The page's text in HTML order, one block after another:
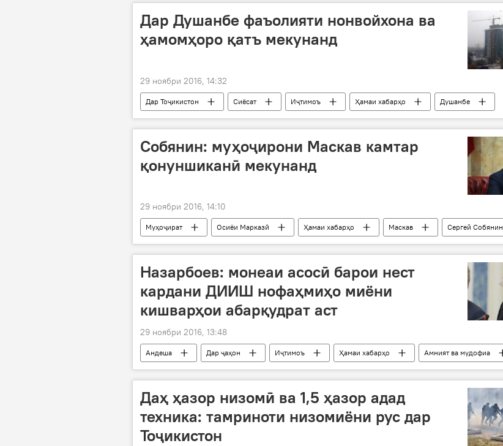
Дар Душанбе фаъолияти нонвойхона ва
ҳамомҳоро қатъ мекунанд
29 ноябри 2016, 14:32
Дар Тоҷикистон Сиёсат Иҷтимоъ Ҳамаи хабарҳо
Душанбе
Маҳмадсаид Убайдуллоев
сармо
Собянин: муҳоҷирони Маскав камтар
қонуншиканӣ мекунанд
29 ноябри 2016, 14:10
Муҳоҷират Осиёи Марказӣ Ҳамаи хабарҳо Маскав
Сергей Собянин
қонуншиканӣ
бозори меҳнат Дар Русия
Назарбоев: монеаи асосӣ барои нест
кардани ДИИШ нофаҳмиҳо миёни
кишварҳои абарқудрат аст
29 ноябри 2016, 13:48
Андеша Дар ҷаҳон Иҷтимоъ Ҳамаи хабарҳо
Амният ва мудофиа
Қазоқистон
Нурсултон Назарбоев Иттиҳоди Аврупо
Давлати Исломӣ
Даҳ ҳазор низомӣ ва 1,5 ҳазор адад
техника: тамриноти низомиёни рус дар
Тоҷикистон